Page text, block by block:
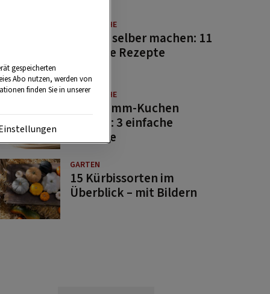
GUTE KÜCHE
Saucen selber machen: 11
beliebte Rezepte
GUTE KÜCHE
Osterlamm-Kuchen
backen: 3 einfache
Rezepte
GARTEN
15 Kürbissorten im
Überblick – mit Bildern
gespeicherten
Abo nutzen, werden von
finden Sie in unserer